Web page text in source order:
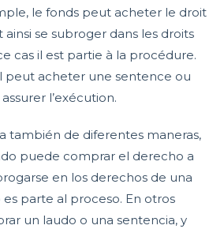
le fonds peut acheter le droit
ainsi se subroger dans les droits
cas il est partie à la procédure.
peut acheter une sentence ou
l’exécution.
también de diferentes maneras,
puede comprar el derecho a
en los derechos de una
parte al proceso. En otros
un laudo o una sentencia, y